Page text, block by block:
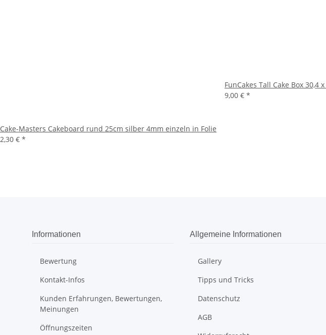
Cake-Masters Cakeboard rund 25cm silber 4mm einzeln in Folie
2,30 € *
FunCakes Tall Cake Box 30,4
9,00 € *
Informationen
Bewertung
Kontakt-Infos
Kunden Erfahrungen, Bewertungen,
Meinungen
Öffnungszeiten
Allgemeine Informationen
Gallery
Tipps und Tricks
Datenschutz
AGB